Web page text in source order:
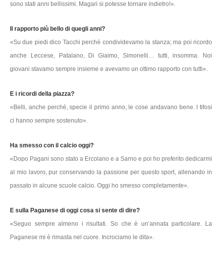
sono stati anni bellissimi. Magari si potesse tornare indietro!».
Il rapporto più bello di quegli anni?
«Su due piedi dico Tacchi perché condividevamo la stanza; ma poi ricordo
anche Leccese, Patalano, Di Giaimo, Simonelli… tutti, insomma. Noi
giovani stavamo sempre insieme e avevamo un ottimo rapporto con tutti».
E i ricordi della piazza?
«Belli, anche perché, specie il primo anno, le cose andavano bene. I tifosi
ci hanno sempre sostenuto».
Ha smesso con il calcio oggi?
«Dopo Pagani sono stato a Ercolano e a Sarno e poi ho preferito dedicarmi
al mio lavoro, pur conservando la passione per questo sport, allenando in
passato in alcune scuole calcio. Oggi ho smesso completamente».
E sulla Paganese di oggi cosa si sente di dire?
«Seguo sempre almeno i risultati. So che è un’annata particolare. La
Paganese mi è rimasta nel cuore. Incrociamo le dita».